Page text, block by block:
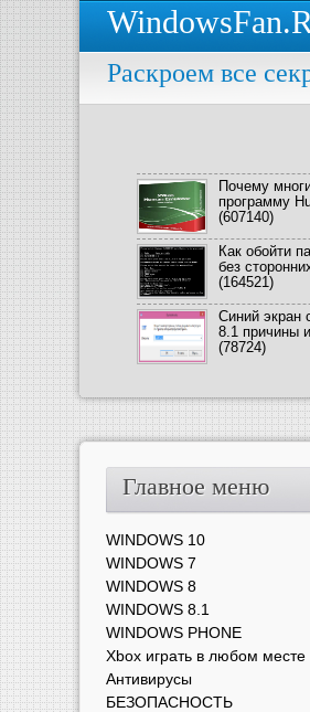
Раскроем все
Почему
программу
(607140)
Как обойти
без
(164521)
Синий экран
8.1 причины
(78724)
Главное меню
WINDOWS 10
WINDOWS 7
WINDOWS 8
WINDOWS 8.1
WINDOWS PHONE
Xbox играть в любом месте
Антивирусы
БЕЗОПАСНОСТЬ